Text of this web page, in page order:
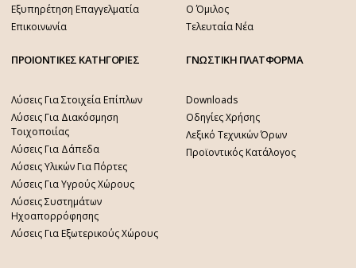
Εξυπηρέτηση Επαγγελματία
Επικοινωνία
Ο Όμιλος
Τελευταία Νέα
ΠΡΟΙΟΝΤΙΚΕΣ ΚΑΤΗΓΟΡΙΕΣ
Λύσεις Για Στοιχεία Επίπλων
Λύσεις Για Διακόσμηση
Τοιχοποιίας
Λύσεις Για Δάπεδα
Λύσεις Υλικών Για Πόρτες
Λύσεις Για Υγρούς Χώρους
Λύσεις Συστημάτων
Ηχοαπορρόφησης
Λύσεις Για Εξωτερικούς Χώρους
ΓΝΩΣΤΙΚΗ ΠΛΑΤΦΟΡΜΑ
Downloads
Οδηγίες Χρήσης
Λεξικό Τεχνικών Όρων
Προϊοντικός Κατάλογος